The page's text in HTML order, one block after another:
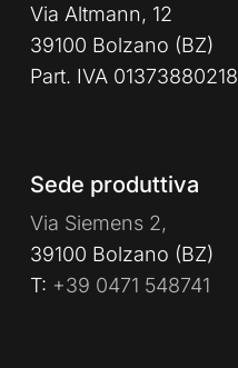
Via Altmann, 12
39100 Bolzano (BZ)
Part. IVA 01373880218
Sede produttiva
Via Siemens 2,
39100 Bolzano (BZ)
T: +39 0471 548741